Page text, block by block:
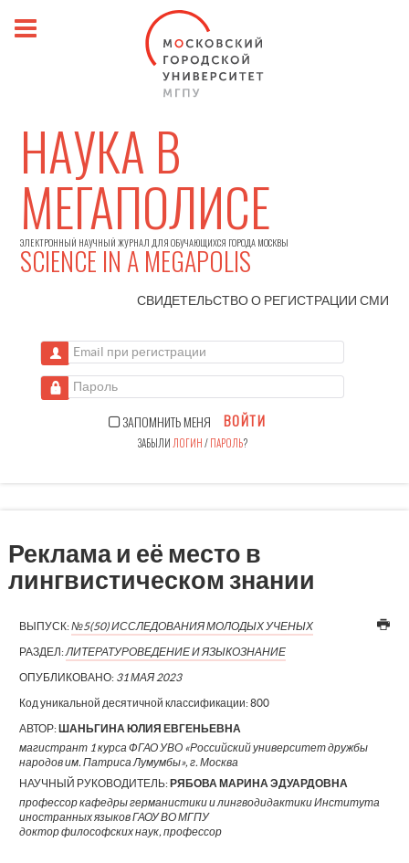
НАУКА В
МЕГАПОЛИСЕ
ЭЛЕКТРОННЫЙ НАУЧНЫЙ ЖУРНАЛ ДЛЯ ОБУЧАЮЩИХСЯ ГОРОДА МОСКВЫ
SCIENCE IN A MEGAPOLIS
СВИДЕТЕЛЬСТВО О РЕГИСТРАЦИИСМИ
Email при регистрации
Пароль
ЗАПОМНИТЬ МЕНЯ ВОЙТИ
ЗАБЫЛИ ЛОГИН/ПАРОЛЬ?
Реклама и её место в
лингвистическом знании
ВЫПУСК:№5(50) ИССЛЕДОВАНИЯ МОЛОДЫХ УЧЕНЫХ
РАЗДЕЛ:ЛИТЕРАТУРОВЕДЕНИЕ И ЯЗЫКОЗНАНИЕ
ОПУБЛИКОВАНО: 31 МАЯ 2023
Код уникальной десятичной классификации:800
АВТОР:ШАНЬГИНА ЮЛИЯ ЕВГЕНЬЕВНА
магистрант 1 курса ФГАО УВО «Российский университет дружбы
народов им. Патриса Лумумбы», г. Москва
НАУЧНЫЙ РУКОВОДИТЕЛЬ:РЯБОВА МАРИНА ЭДУАРДОВНА
профессор кафедры германистики и лингводидактики Института
иностранных языков ГАОУ ВО МГПУ
доктор философских наук, профессор